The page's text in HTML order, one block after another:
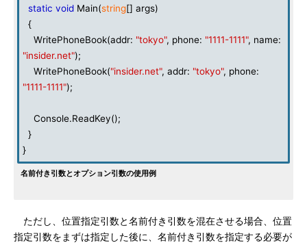
static void Main(string[] args)
{
WritePhoneBook(addr: "tokyo", phone: "1111-1111", name:
"insider.net");
WritePhoneBook("insider.net", addr: "tokyo", phone:
"1111-1111");
Console.ReadKey();
}
}
名前付き引数とオプション引数の使用例
ただし、位置指定引数と名前付き引数を混在させる場合、位置
指定引数をまずは指定した後に、名前付き引数を指定する必要が